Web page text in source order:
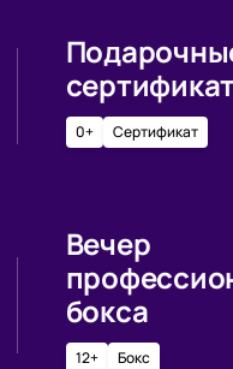
0+ Сертификат
Вечер
бокса
12+ Бокс